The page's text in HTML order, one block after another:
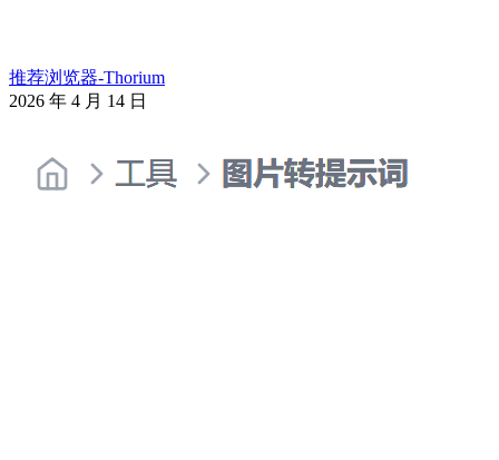
推荐浏览器-Thorium
2026 年 4 月 14 日